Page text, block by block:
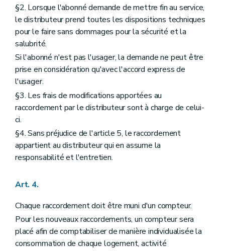
§2. Lorsque l'abonné demande de mettre fin au service,
le distributeur prend toutes les dispositions techniques
pour le faire sans dommages pour la sécurité et la
salubrité.
Si l'abonné n'est pas l'usager, la demande ne peut être
prise en considération qu'avec l'accord express de
l'usager.
§3. Les frais de modifications apportées au
raccordement par le distributeur sont à charge de celui-
ci.
§4. Sans préjudice de l'article 5, le raccordement
appartient au distributeur qui en assume la
responsabilité et l'entretien.
Art. 4.
Chaque raccordement doit être muni d'un compteur.
Pour les nouveaux raccordements, un compteur sera
placé afin de comptabiliser de manière individualisée la
consommation de chaque logement, activité